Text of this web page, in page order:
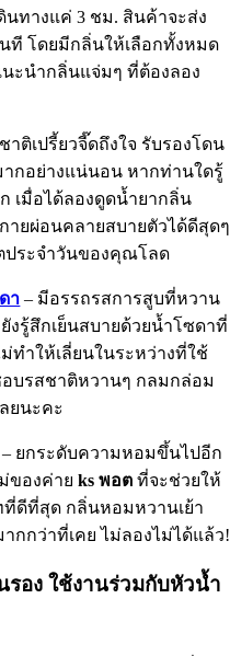
นทางแค่ 3 ชม. สินค้าจะส่ง
ที โดยมีกลิ่นให้เลือกทั้งหมด
ะนำกลิ่นแจ่มๆ ที่ต้องลอง
าติเปรี้ยวจี๊ดถึงใจ รับรองโดน
กอย่างแน่นอน หากท่านใดรู้
เมื่อได้ลองดูดน้ำยากลิ่น
ายผ่อนคลายสบายตัวได้ดีสุดๆ
ประจำวันของคุณโลด
า – มีอรรถรสการสูบที่หวาน
รู้สึกเย็นสบายด้วยน้ำโซดาที่
ทำให้เลี่ยนในระหว่างที่ใช้
บรสชาติหวานๆ กลมกล่อม
ยนะคะ
– ยกระดับความหอมขึ้นไปอีก
ของค่ายks พอต ที่จะช่วยให้
ดีที่สุด กลิ่นหอมหวานเย้า
กกว่าที่เคย ไม่ลองไม่ได้แล้ว!
รอง ใช้งานร่วมกับหัวน้ำ